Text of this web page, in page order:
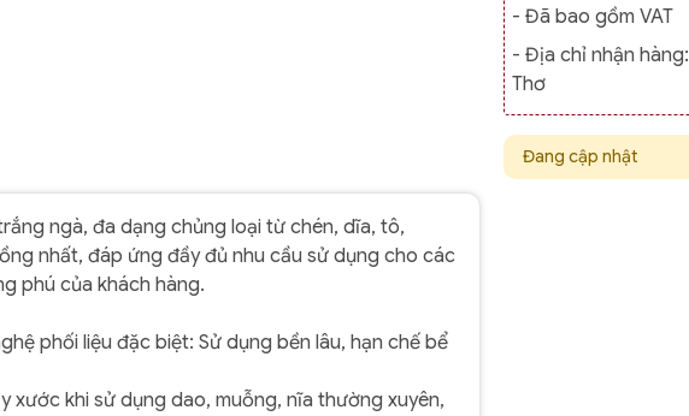
ngà, đa dạng chủng loại từ chén, dĩa, tô,
nhất, đáp ứng đầy đủ nhu cầu sử dụng cho các
phú của khách hàng.
phối liệu đặc biệt: Sử dụng bền lâu, hạn chế bể
xước khi sử dụng dao, muỗng, nĩa thường xuyên,
- Đã bao gồm VAT
- Địa chỉ nhận hàng:
Thơ
Đang cập nhật